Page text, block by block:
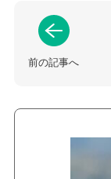
前の記事へ